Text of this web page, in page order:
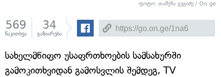
ფოტო: თამუნა გეგიძე / On.ge
569
წაკითხვა
34
გაზიარება
სახელმწიფო უსაფრთხოების სამსახურში
გამოკითხვიდან გამოსვლის შემდეგ, TV